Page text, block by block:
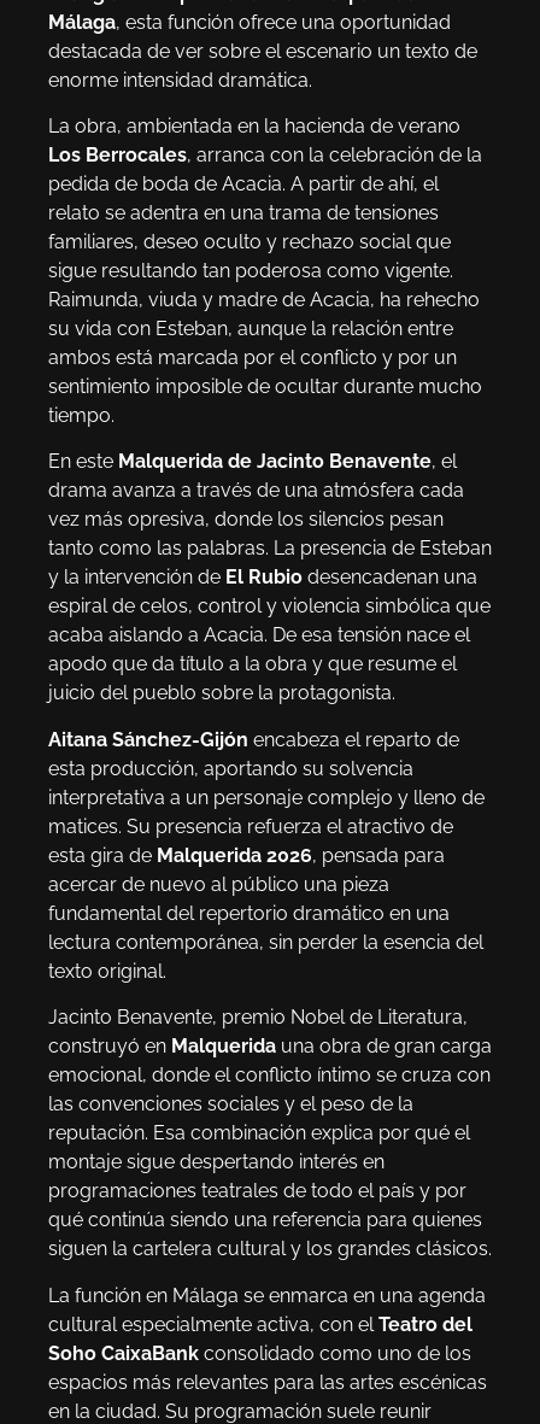
Málaga, esta función ofrece una oportunidad
destacada de ver sobre el escenario un texto de
enorme intensidad dramática.
La obra, ambientada en la hacienda de verano
Los Berrocales, arranca con la celebración de la
pedida de boda de Acacia. A partir de ahí, el
relato se adentra en una trama de tensiones
familiares, deseo oculto y rechazo social que
sigue resultando tan poderosa como vigente.
Raimunda, viuda y madre de Acacia, ha rehecho
su vida con Esteban, aunque la relación entre
ambos está marcada por el conflicto y por un
sentimiento imposible de ocultar durante mucho
tiempo.
En este Malquerida de Jacinto Benavente, el
drama avanza a través de una atmósfera cada
vez más opresiva, donde los silencios pesan
tanto como las palabras. La presencia de Esteban
y la intervención de El Rubio desencadenan una
espiral de celos, control y violencia simbólica que
acaba aislando a Acacia. De esa tensión nace el
apodo que da título a la obra y que resume el
juicio del pueblo sobre la protagonista.
Aitana Sánchez-Gijón encabeza el reparto de
esta producción, aportando su solvencia
interpretativa a un personaje complejo y lleno de
matices. Su presencia refuerza el atractivo de
esta gira de Malquerida 2026, pensada para
acercar de nuevo al público una pieza
fundamental del repertorio dramático en una
lectura contemporánea, sin perder la esencia del
texto original.
Jacinto Benavente, premio Nobel de Literatura,
construyó en Malquerida una obra de gran carga
emocional, donde el conflicto íntimo se cruza con
las convenciones sociales y el peso de la
reputación. Esa combinación explica por qué el
montaje sigue despertando interés en
programaciones teatrales de todo el país y por
qué continúa siendo una referencia para quienes
siguen la cartelera cultural y los grandes clásicos.
La función en Málaga se enmarca en una agenda
cultural especialmente activa, con el Teatro del
Soho CaixaBank consolidado como uno de los
espacios más relevantes para las artes escénicas
en la ciudad. Su programación suele reunir